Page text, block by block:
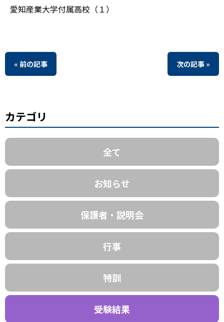
愛知産業大学付属高校（１）
« 前の記事 次の記事 »
カテゴリ
全て
お知らせ
保護者・説明会
行事
特訓
受験結果